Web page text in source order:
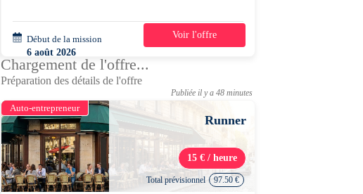
Début de la mission
6 août 2026
15h00 - 20h30
1 jour
Voir l'offre
Chargement de l'offre...
Préparation des détails de l'offre
Publiée il y a 48 minutes
Auto-entrepreneur
Runner
15 € / heure
Total prévisionnel 97.50 €